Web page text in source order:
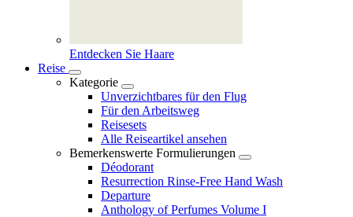
Entdecken Sie Haare
Reise
Kategorie
Unverzichtbares für den Flug
Für den Arbeitsweg
Reisesets
Alle Reiseartikel ansehen
Bemerkenswerte Formulierungen
Déodorant
Resurrection Rinse‑Free Hand Wash
Departure
Anthology of Perfumes Volume I